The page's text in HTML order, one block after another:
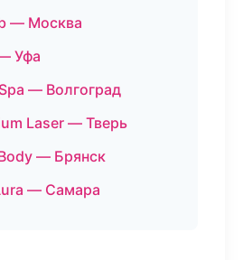
— Москва
Уфа
— Волгоград
Laser — Тверь
— Брянск
— Самара